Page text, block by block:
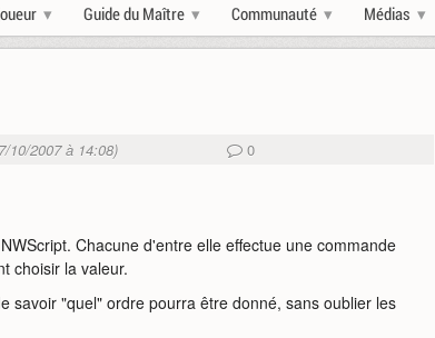
Guide du Maître Communauté Médias
10/2007 à 14:08) 0
Chacune d'entre elle effectue une commande
choisir la valeur.
savoir "quel" ordre pourra être donné, sans oublier les